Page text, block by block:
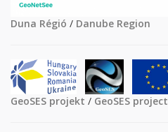
Duna Régió / Danube Region
GeoSES projekt / GeoSES project